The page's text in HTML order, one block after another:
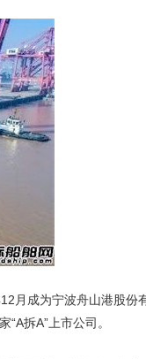
月成为宁波舟山港股份
拆A”上市公司。